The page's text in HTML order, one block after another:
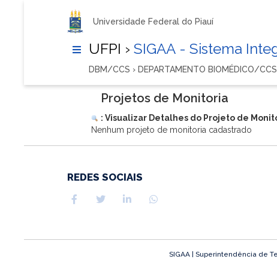
Universidade Federal do Piauí
UFPI › SIGAA - Sistema
DBM/CCS › DEPARTAMENTO BIOMÉDICO/CCS
Projetos de Monitoria
: Visualizar Detalhes do Projeto de
Nenhum projeto de monitoria cadastrado
REDES SOCIAIS
SIGAA | Superintendência de